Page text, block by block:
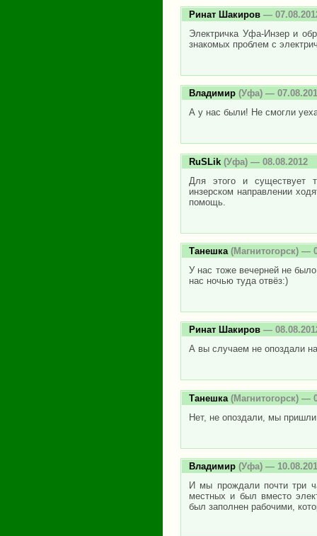
Ринат Шакиров —
Электричка Уфа-Инзер и
знакомых проблем с
Владимир (Уфа) —
А у нас были! Не смогли
RuSLik (Уфа) — 08.08.2012
Для этого и существует
инзерском направлении
помощь.
Танешка (Магнитогорск) —
У нас тоже вечерней не
нас ночью туда отвёз:)
Ринат Шакиров —
А вы случаем не опоздали
Танешка (Магнитогорск) —
Нет, не опоздали, мы
Владимир (Уфа) —
И мы прождали почти три
местных и был вместо
был заполнен рабочими,